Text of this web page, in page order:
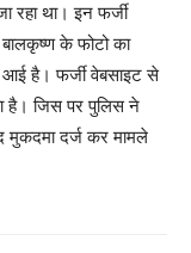
रहा था। इन फर्जी
के फोटो का
आई है। फर्जी वेबसाइट से
है। जिस पर पुलिस ने
मुकदमा दर्ज कर मामले